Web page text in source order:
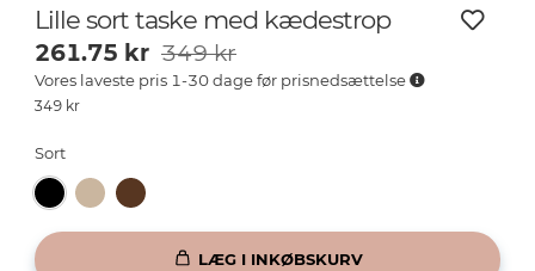
Lille sort taske med kædestrop
349 kr
261.75 kr 349 kr
Vores laveste pris 1-30 dage før prisnedsættelse
Sort
LÆG I INKØBSKURV